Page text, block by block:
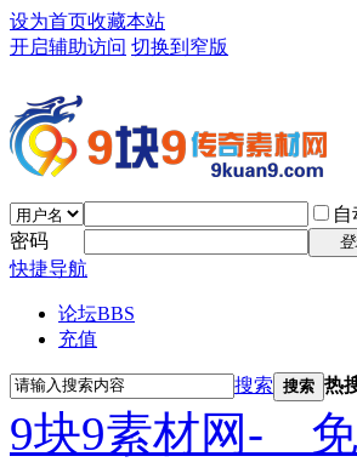
设为首页收藏本站
开启辅助访问 切换到窄版
密码
快捷导航
论坛BBS
充值
搜索 搜索 热
9块9素材网-＿